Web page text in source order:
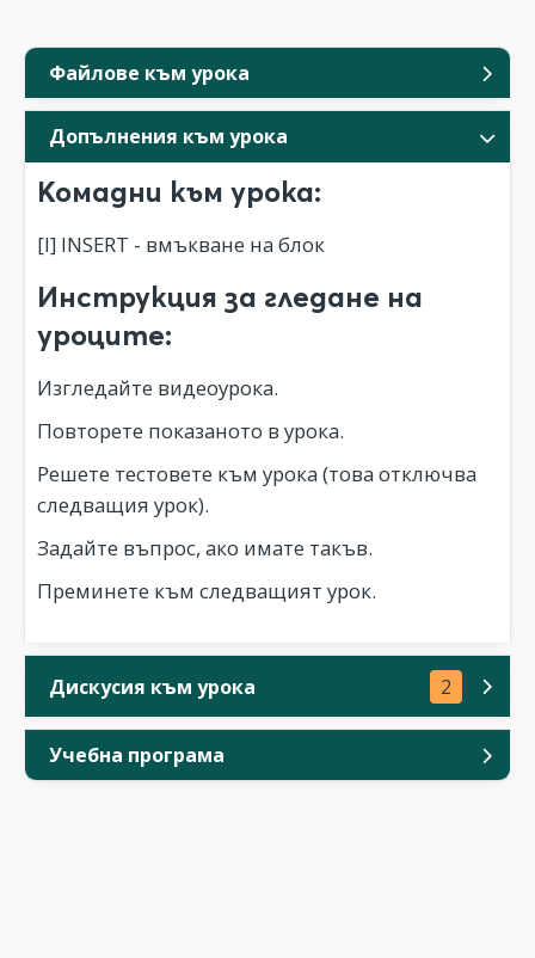
Файлове към урока
Допълнения към урока
Комадни към урока:
[I] INSERT - вмъкване на блок
Инструкция за гледане на
уроците:
Изгледайте видеоурока.
Повторете показаното в урока.
Решете тестовете към урока (това отключва
следващия урок).
Задайте въпрос, ако имате такъв.
Преминете към следващият урок.
Дискусия към урока 2
Учебна програма